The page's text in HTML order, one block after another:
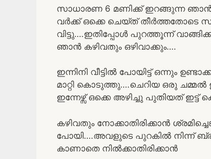
സാധാരണ 6 മണിക്ക് ഇറങ്ങുന്ന
വർക്ക്‌ ഒക്കെ ചെയ്ത് തീർത്തതോടെ
വിട്ടു….ഇതിപ്പോൾ പുറത്തൂന്ന്
ഞാൻ കഴിവതും ഒഴിവാക്കും….
ഇന്നിനി വീട്ടിൽ പോയിട്ട് ഒന്നും
മാറ്റി കൊടുത്തു….ചെറിയ ഒരു
ഇന്നേഴ്സ് ഒക്കെ അഴിച്ചു പുതിയത്
കഴിവതും നോക്കാതിരിക്കാൻ
പോയി….അവളുടെ പുറകിൽ നിന്ന്
കാണാതെ നിൽക്കാതിരിക്കാൻ